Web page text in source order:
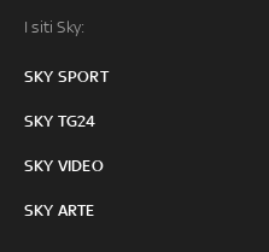
I siti Sky:
SKY SPORT
SKY TG24
SKY VIDEO
SKY ARTE